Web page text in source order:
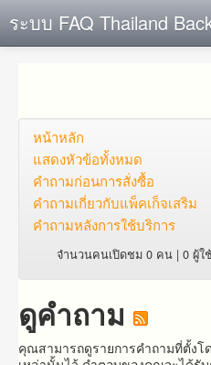
ระบบ FAQ Thailand
ตั้งคำถาม
ดูคำถาม
คุณต้องการที่จะลงทะเบียนหรือไม่?
หน้าหลัก
แสดงหัวข้อทั้งหมด
คำถาม​ก่อน​การ​สั่งซื้อ​
คำถาม​เกี่ยว​กับ​แพ็คเก็จ​เสริม
คำถามหลังการใช้บริการ
จำนวนคนเปิดชม 0 คน | 0 ผู้ใ
ดูคำถาม
คุณสามารถดูรายการคำถามที่ตั้ง